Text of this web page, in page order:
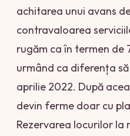
achitarea unui avans
contravaloarea
rugăm ca în termen de
urmând ca diferența
aprilie 2022. După
devin ferme doar cu
Rezervarea locurilor